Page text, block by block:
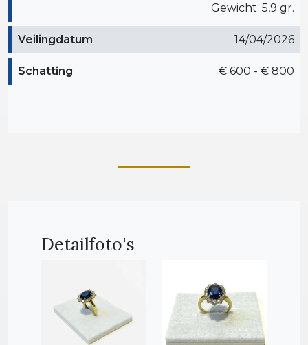
Gewicht: 5,9 gr.
Veilingdatum 14/04/2026
Schatting € 600 - € 800
Detailfoto's